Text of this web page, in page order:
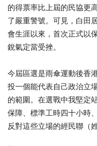
的得票率比上屆的民協更
了嚴重警號。可見，白田
會生涯以來，首次正式以
銳氣定當受挫。
今屆區選是雨傘運動後香
投一個能代表自己政治立
的範圍。在選戰中我堅定
保障、標準工時四十小時
反對這些立場的經民聯（